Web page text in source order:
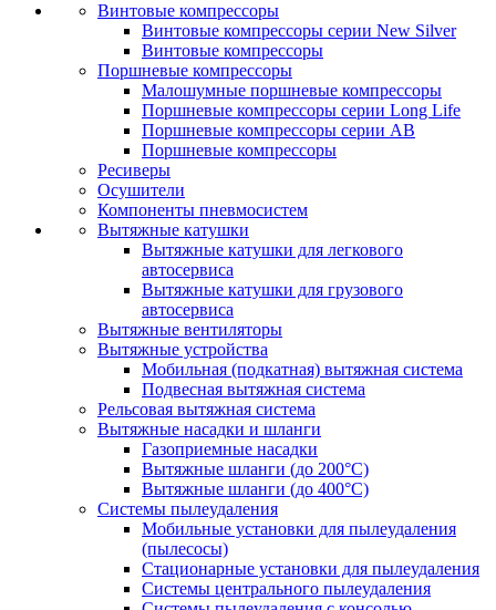
Винтовые компрессоры
Винтовые компрессоры серии New Silver
Винтовые компрессоры
Поршневые компрессоры
Малошумные поршневые компрессоры
Поршневые компрессоры серии Long Life
Поршневые компрессоры серии AB
Поршневые компрессоры
Ресиверы
Осушители
Компоненты пневмосистем
Вытяжные катушки
Вытяжные катушки для легкового
автосервиса
Вытяжные катушки для грузового
автосервиса
Вытяжные вентиляторы
Вытяжные устройства
Мобильная (подкатная) вытяжная система
Подвесная вытяжная система
Рельсовая вытяжная система
Вытяжные насадки и шланги
Газоприемные насадки
Вытяжные шланги (до 200°C)
Вытяжные шланги (до 400°C)
Системы пылеудаления
Мобильные установки для пылеудаления
(пылесосы)
Стационарные установки для пылеудаления
Системы центрального пылеудаления